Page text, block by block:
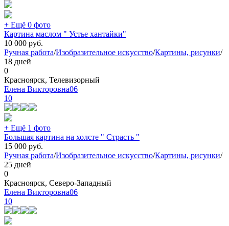
+ Ещё 0 фото
Картина маслом " Устье хантайки"
10 000 руб.
Ручная работа/Изобразительное искусство/Картины, рисунки/
18 дней
0
Красноярск, Телевизорный
Елена Викторовна06
10
+ Ещё 1 фото
Большая картина на холсте " Страсть "
15 000 руб.
Ручная работа/Изобразительное искусство/Картины, рисунки/
25 дней
0
Красноярск, Северо-Западный
Елена Викторовна06
10